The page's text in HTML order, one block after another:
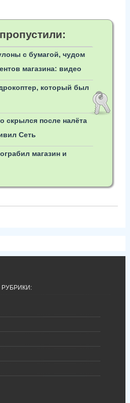
с бумагой, чудом
магазина: видео
который был
скрылся после налёта
Сеть
магазин и
РУБРИКИ: